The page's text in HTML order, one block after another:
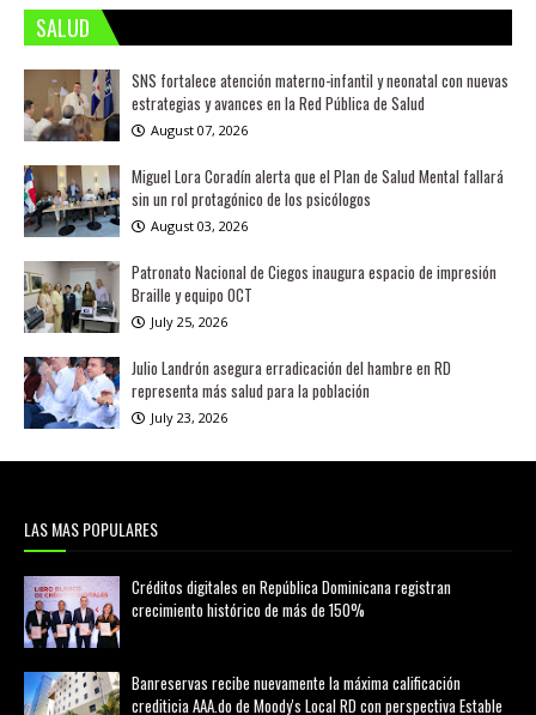
SALUD
SNS fortalece atención materno-infantil y neonatal con nuevas
estrategias y avances en la Red Pública de Salud
August 07, 2026
Miguel Lora Coradín alerta que el Plan de Salud Mental fallará
sin un rol protagónico de los psicólogos
August 03, 2026
Patronato Nacional de Ciegos inaugura espacio de impresión
Braille y equipo OCT
July 25, 2026
Julio Landrón asegura erradicación del hambre en RD
representa más salud para la población
July 23, 2026
LAS MAS POPULARES
Créditos digitales en República Dominicana registran
crecimiento histórico de más de 150%
Banreservas recibe nuevamente la máxima calificación
crediticia AAA.do de Moody's Local RD con perspectiva Estable